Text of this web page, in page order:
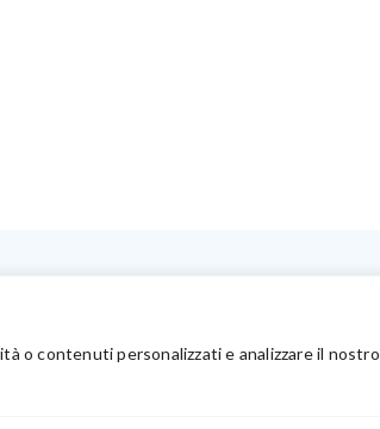
o contenuti personalizzati e analizzare il nostro